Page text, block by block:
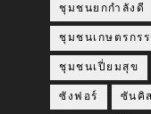
ชุมชนยกกำลังดี
ชุมชนเกษตรกรร
ชุมชนเปี่ยมสุข
ซังฟอร์ ซันคิ